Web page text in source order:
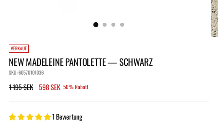
VERKAUF
NEW MADELEINE PANTOLETTE — SCHWARZ
SKU: 60570101036
Regulärer
1 195 SEK 598 SEK 50% Rabatt
1 Bewertung